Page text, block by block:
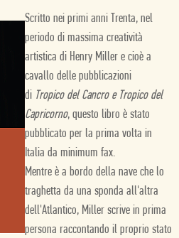
Scritto nei primi anni Trenta, nel
periodo di massima creatività
artistica di Henry Miller e cioè a
cavallo delle pubblicazioni
di Tropico del Cancro e Tropico del
Capricorno, questo libro è stato
pubblicato per la prima volta in
Italia da minimum fax.
Mentre è a bordo della nave che lo
traghetta da una sponda all'altra
dell'Atlantico, Miller scrive in prima
persona raccontando il proprio stato